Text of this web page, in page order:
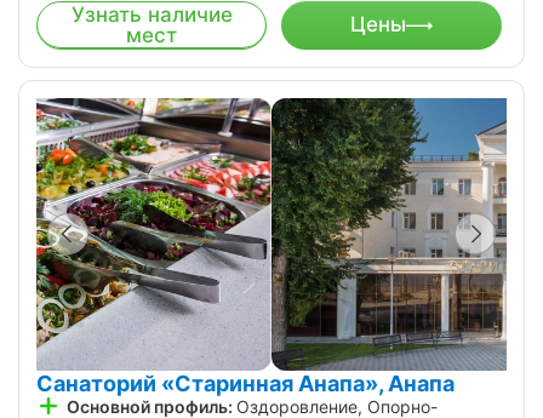
Узнать наличие
мест
Цены
Санаторий «Старинная Анапа», Анапа
Основной профиль: Оздоровление, Опорно-